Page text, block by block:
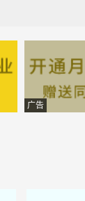
县
广告